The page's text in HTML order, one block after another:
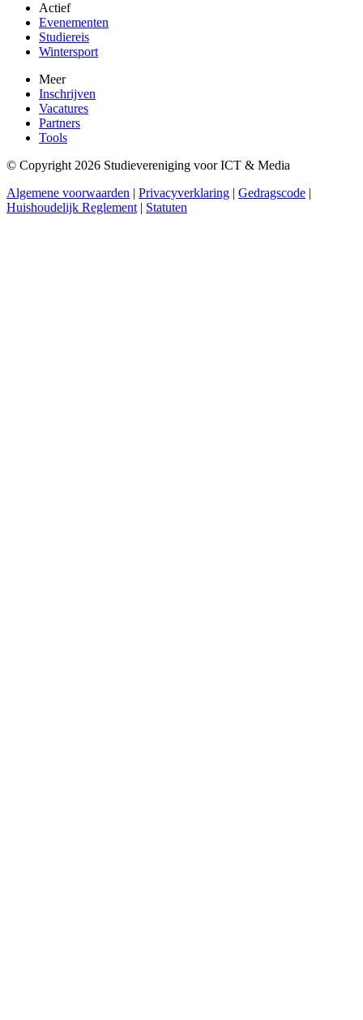
Actief
Evenementen
Studiereis
Wintersport
Meer
Inschrijven
Vacatures
Partners
Tools
© Copyright 2026 Studievereniging voor ICT & Media
Algemene voorwaarden | Privacyverklaring | Gedragscode |
Huishoudelijk Reglement | Statuten